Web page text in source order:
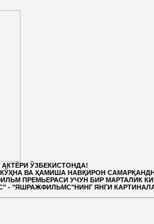
ЎЗБЕКИСТОНДА!
ВА ҲАМИША НАВҚИРОН
ПРЕМЬЕРАСИ УЧУН БИР МАРТАЛИК
- "ЯШРАЖФИЛЬМС"НИНГ ЯНГИ